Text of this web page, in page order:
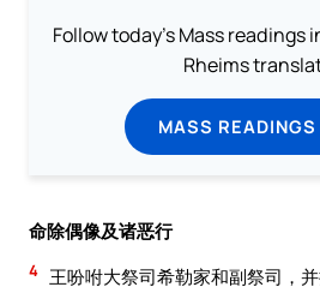
Follow today's Mass readings
Rheims
MASS
命除偶像及诸恶行
4 王吩咐大祭司希勒家和副祭司，